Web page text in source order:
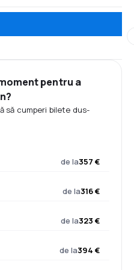
pentru a
să cumperi bilete dus-
de la357 €
de la316 €
de la323 €
de la394 €